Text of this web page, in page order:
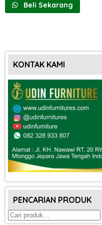
Beli Sekarang
KONTAK KAMI
PENCARIAN PRODUK
Pencarian
untuk: